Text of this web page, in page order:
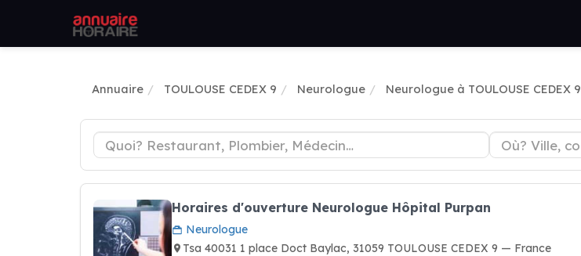
Annuaire TOULOUSE CEDEX 9 Neurologue Neurologue à TOULOUSE CEDEX 9
Horaires d'ouverture Neurologue Hôpital Purpan
Neurologue
Tsa 40031 1 place Doct Baylac, 31059 TOULOUSE CEDEX 9 — France